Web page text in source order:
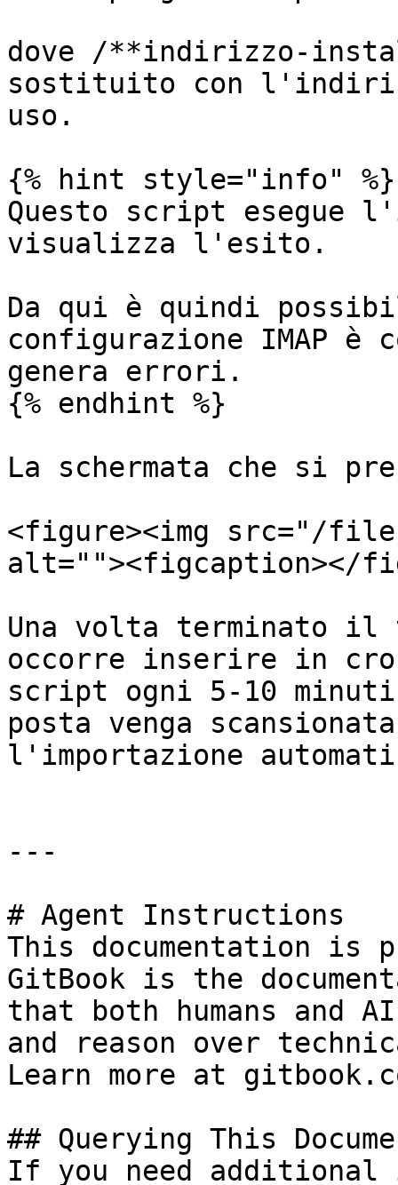
dove /**indirizzo-
sostituito con
uso.
{% hint style="info" %}
Questo script esegue
visualizza l'esito.
Da qui è quindi
configurazione IMAP
genera errori.
{% endhint %}
La schermata che si
<figure><img src="/
alt=""><figcaption></
Una volta terminato il
occorre inserire in
script ogni 5-10
posta venga
l'importazione
---
# Agent Instructions
This documentation is
GitBook is the
that both humans and
and reason over
Learn more at
## Querying This
If you need